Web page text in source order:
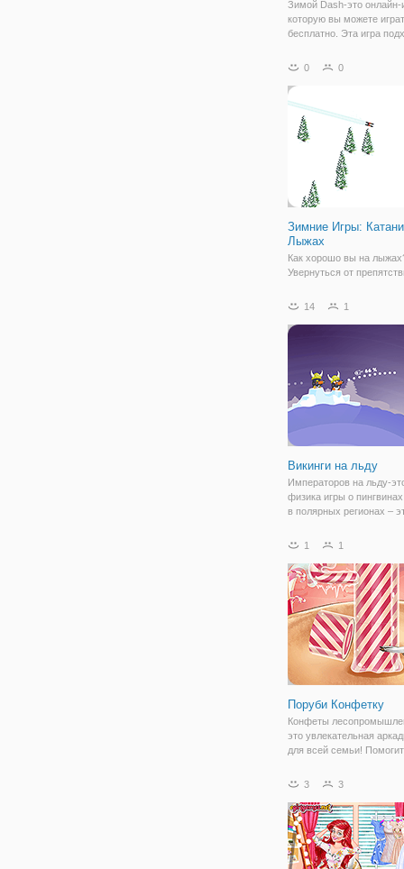
Зимой Dash-это онлайн-
которую вы можете
бесплатно. Эта игра
чтобы прыгать и летать
больше подарков и
финиша.
0 0
Зимние Игры:
Лыжах
Как хорошо вы на
Увернуться от
спуститься с горы. На
размер. Перейти на
14 1
Викинги на льду
Императоров на льду-
физика игры о
в полярных регионах –
последствия для
командир пингвинов и
пытаться защитить свою
1 1
Поруби Конфетку
Конфеты
это увлекательная
для всей семьи!
деревьев. Будьте
очень весело играть,
в освоении.
3 3